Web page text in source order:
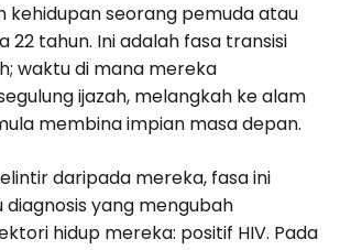
kehidupan seorang pemuda atau
22 tahun. Ini adalah fasa transisi
waktu di mana mereka
ijazah, melangkah ke alam
membina impian masa depan.
daripada mereka, fasa ini
yang mengubah
hidup mereka: positif HIV. Pada